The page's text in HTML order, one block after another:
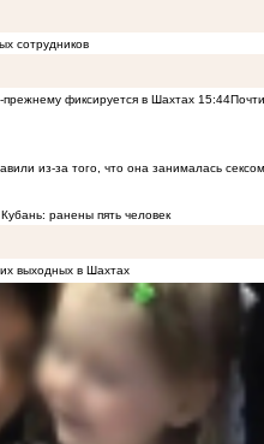
сотрудников
прежнему фиксируется в Шахтах 15:44
из-за того, что она занималась
ранены пять человек
выходных в Шахтах